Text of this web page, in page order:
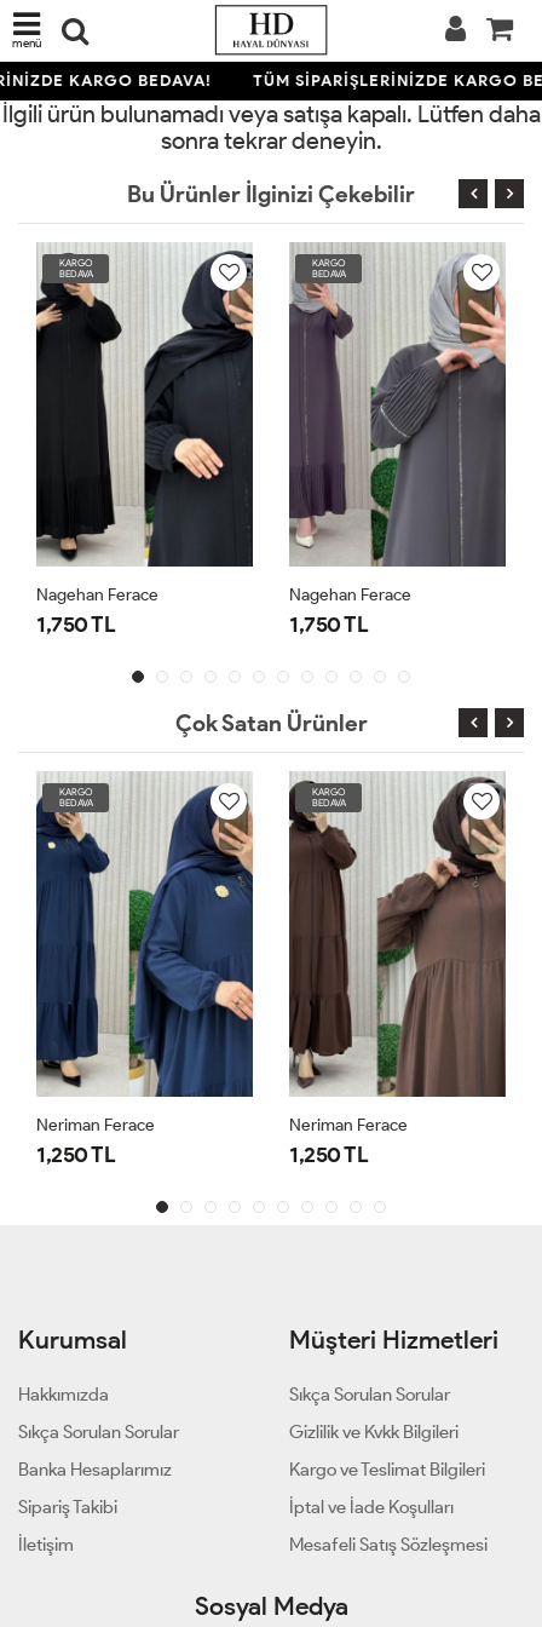
menü
KARGO BEDAVA! TÜM SİPARİŞLERİNİZDE KARGO
İlgili ürün bulunamadı veya satışa kapalı. Lütfen daha
sonra tekrar deneyin.
Bu Ürünler İlginizi Çekebilir
KARGO
BEDAVA
Nagehan Ferace
1,750 TL
KARGO
BEDAVA
Nagehan Ferace
1,750 TL
Çok Satan Ürünler
KARGO
BEDAVA
Neriman Ferace
1,250 TL
KARGO
BEDAVA
Neriman Ferace
1,250 TL
Kurumsal
Hakkımızda
Sıkça Sorulan Sorular
Banka Hesaplarımız
Sipariş Takibi
İletişim
Müşteri Hizmetleri
Sıkça Sorulan Sorular
Gizlilik ve Kvkk Bilgileri
Kargo ve Teslimat Bilgileri
İptal ve İade Koşulları
Mesafeli Satış Sözleşmesi
Sosyal Medya